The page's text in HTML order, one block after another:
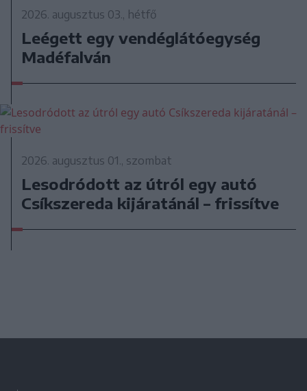
2026. augusztus 03., hétfő
Leégett egy vendéglátóegység
Madéfalván
2026. augusztus 01., szombat
Lesodródott az útról egy autó
Csíkszereda kijáratánál – frissítve